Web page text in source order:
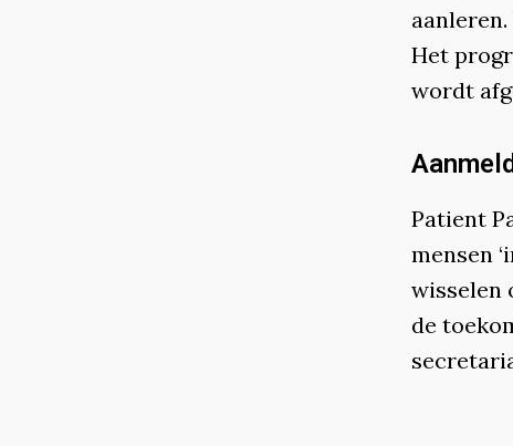
Het
wordt
Patient
mensen
wisselen
de